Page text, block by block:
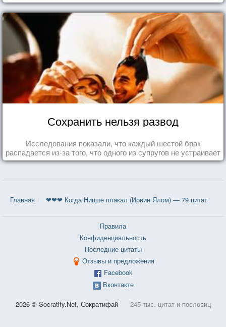
Сохранить нельзя развод
Исследования показали, что каждый шестой брак
распадается из-за того, что одного из супругов не устраивает
та роль, которая выпала ему в семье.
Главная ❤❤❤ Когда Ницше плакал (Ирвин Ялом) — 79 цитат
Правила
Конфиденциальность
Последние цитаты
Отзывы и предложения
Facebook
Вконтакте
2026 © Socratify.Net, Сократифай 245 тыс. цитат и пословиц